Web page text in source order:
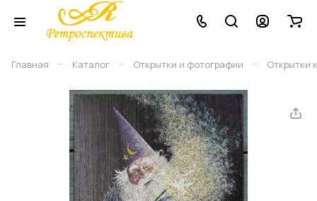
Главная – Каталог – Открытки и фотографии – Открытки